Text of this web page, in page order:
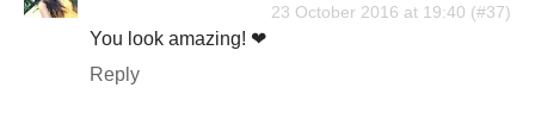
23 October 2016 at 19:40
You look amazing! ❤
Reply